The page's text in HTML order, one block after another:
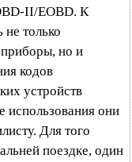
II/EOBD. К
только
но и
кодов
устройств
использования они
Для того
поездке, один